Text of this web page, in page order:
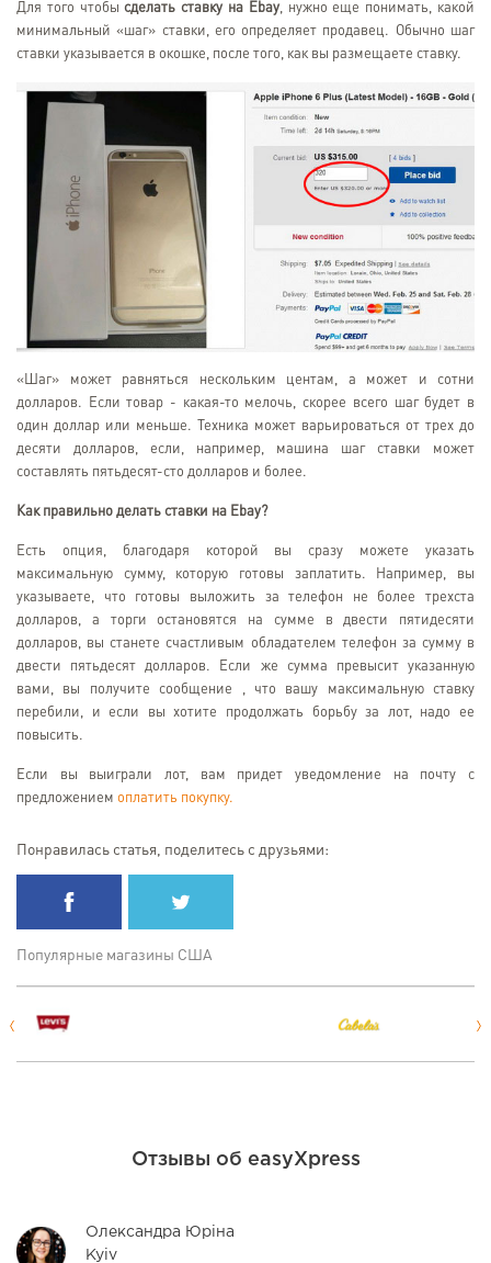
Для того чтобысделать ставку на Ebay, нужно еще понимать, какой
минимальный «шаг» ставки, его определяет продавец. Обычно шаг
ставки указывается в окошке, после того, как вы размещаете ставку.
«Шаг» может равняться нескольким центам, а может и сотни
долларов. Если товар - какая-то мелочь, скорее всего шаг будет в
один доллар или меньше. Техника может варьироваться от трех до
десяти долларов, если, например, машина шаг ставки может
составлять пятьдесят-сто долларов и более.
Как правильно делать ставки на Ebay?
Есть опция, благодаря которой вы сразу можете указать
максимальную сумму, которую готовы заплатить. Например, вы
указываете, что готовы выложить за телефон не более трехста
долларов, а торги остановятся на сумме в двести пятидесяти
долларов, вы станете счастливым обладателем телефон за сумму в
двести пятьдесят долларов. Если же сумма превысит указанную
вами, вы получите сообщение , что вашу максимальную ставку
перебили, и если вы хотите продолжать борьбу за лот, надо ее
повысить.
Если вы выиграли лот, вам придет уведомление на почту с
предложением оплатить покупку.
Понравилась статья, поделитесь с друзьями:
Популярные магазины США
Отзывы об easyXpress
Олександра Юріна
Kyiv